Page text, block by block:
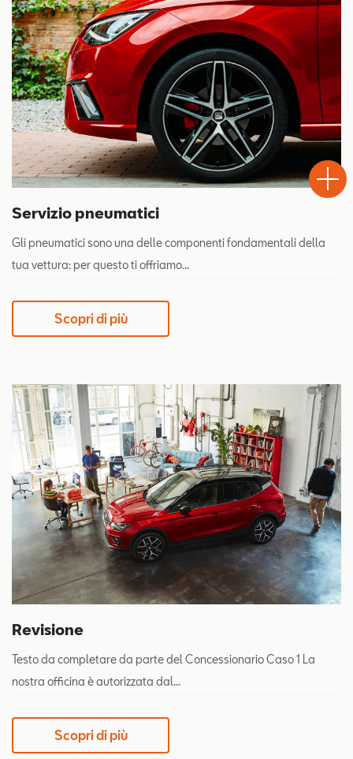
Servizio pneumatici
Gli pneumatici sono una delle componenti fondamentali della
tua vettura: per questo ti offriamo...
Scopri di più
Revisione
Testo da completare da parte del Concessionario Caso 1 La
nostra officina è autorizzata dal...
Scopri di più
Test
Drive
Chiama